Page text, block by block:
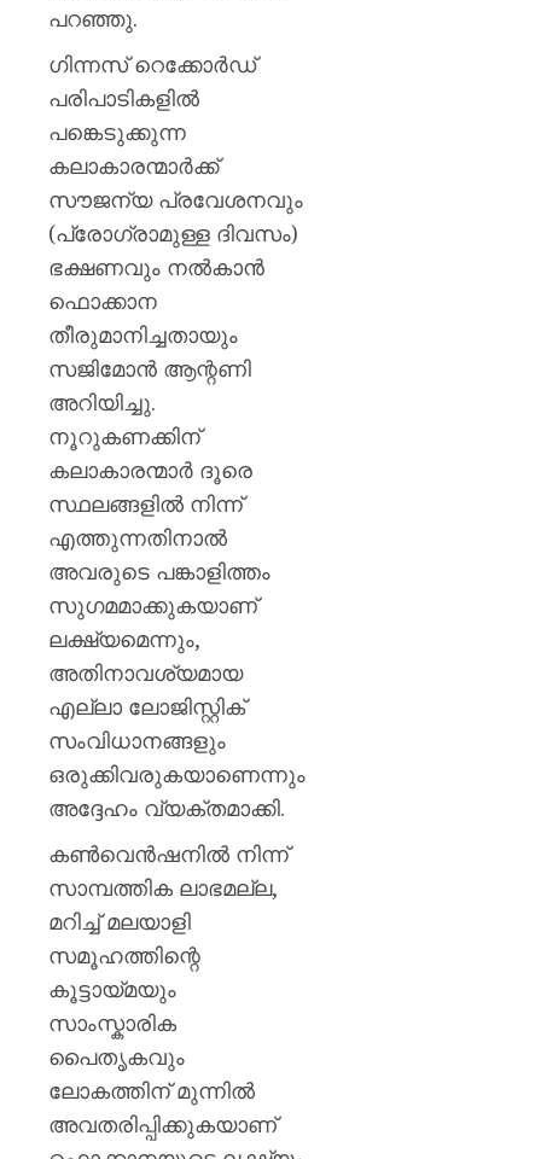
പറഞ്ഞു.
ഗിന്നസ് റെക്കോർഡ്
പരിപാടികളിൽ
പങ്കെടുക്കുന്ന
കലാകാരന്മാർക്ക്
സൗജന്യ പ്രവേശനവും
(പ്രോഗ്രാമുള്ള ദിവസം)
ഭക്ഷണവും നൽകാൻ
ഫൊക്കാന
തീരുമാനിച്ചതായും
സജിമോൻ ആന്റണി
അറിയിച്ചു.
നൂറുകണക്കിന്
കലാകാരന്മാർ ദൂരെ
സ്ഥലങ്ങളിൽ നിന്ന്
എത്തുന്നതിനാൽ
അവരുടെ പങ്കാളിത്തം
സുഗമമാക്കുകയാണ്
ലക്ഷ്യമെന്നും,
അതിനാവശ്യമായ
എല്ലാ ലോജിസ്റ്റിക്
സംവിധാനങ്ങളും
ഒരുക്കിവരുകയാണെന്നും
അദ്ദേഹം വ്യക്തമാക്കി.
കൺവെൻഷനിൽ നിന്ന്
സാമ്പത്തിക ലാഭമല്ല,
മറിച്ച് മലയാളി
സമൂഹത്തിന്റെ
കൂട്ടായ്മയും
സാംസ്കാരിക
പൈതൃകവും
ലോകത്തിന് മുന്നിൽ
അവതരിപ്പിക്കുകയാണ്